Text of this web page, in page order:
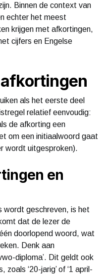
Binnen de context van
echter het meest
krijgen met afkortingen,
cijfers en Engelse
als het eerste deel
relatief eenvoudig:
de afkorting een
om een initiaalwoord gaat
wordt uitgesproken).
en
wordt geschreven, is het
dat de lezer de
doorlopend woord, wat
Denk aan
diploma’. Dit geldt ook
‘20-jarig’ of ‘1 april-